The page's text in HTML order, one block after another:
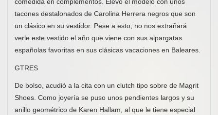
tacones destalonados de Carolina Herrera negros que son
un clásico en su vestidor. Pese a esto, no nos extrañará
verle este vestido el año que viene con sus alpargatas
españolas favoritas en sus clásicas vacaciones en Baleares.
GTRES
De bolso, acudió a la cita con un clutch tipo sobre de Magrit
Shoes. Como joyería se puso unos pendientes largos y su
anillo geométrico de Karen Hallam, al que le tiene especial